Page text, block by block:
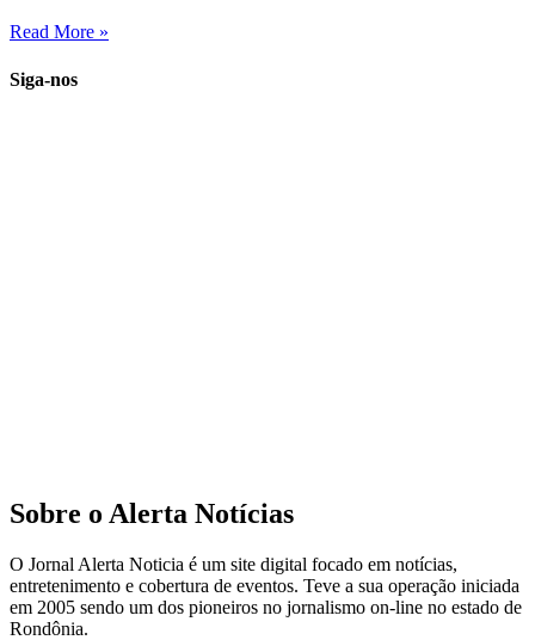
Read More »
Siga-nos
Sobre o Alerta Notícias
O Jornal Alerta Noticia é um site digital focado em notícias,
entretenimento e cobertura de eventos. Teve a sua operação iniciada
em 2005 sendo um dos pioneiros no jornalismo on-line no estado de
Rondônia.